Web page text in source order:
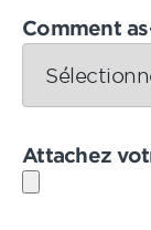
Comment
Attachez